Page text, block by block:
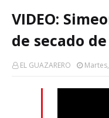
VIDEO:
de secado
EL GUAZARERO